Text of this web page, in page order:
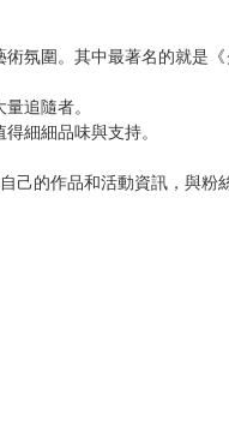
氛圍。其中最著名的就是《
追隨者。
細細品味與支持。
己的作品和活動資訊，與